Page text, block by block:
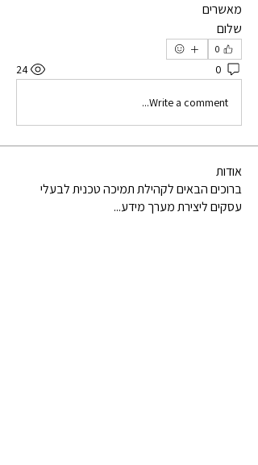
מאשרים
שלום
0
0
24
Write a comment...
אודות
ברוכים הבאים לקהילת תמיכה טכנית לבעלי
עסקים ליצירת מערך מידע...